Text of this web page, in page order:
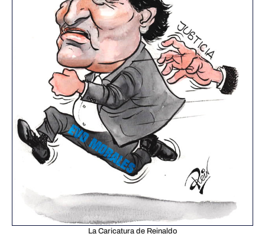
La Caricatura de Reinaldo